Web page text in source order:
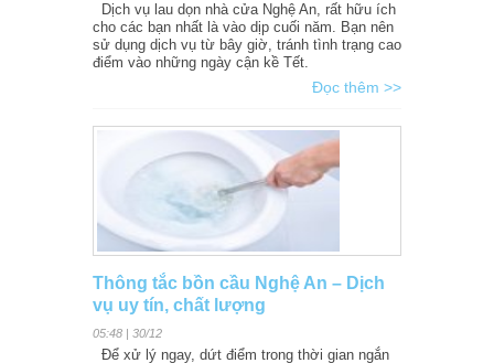
Dịch vụ lau dọn nhà cửa Nghệ An, rất hữu ích
cho các bạn nhất là vào dịp cuối năm. Bạn nên
sử dụng dịch vụ từ bây giờ, tránh tình trạng cao
điểm vào những ngày cận kề Tết.
Đọc thêm >>
Thông tắc bồn cầu Nghệ An – Dịch
vụ uy tín, chất lượng
05:48 | 30/12
Để xử lý ngay, dứt điểm trong thời gian ngắn